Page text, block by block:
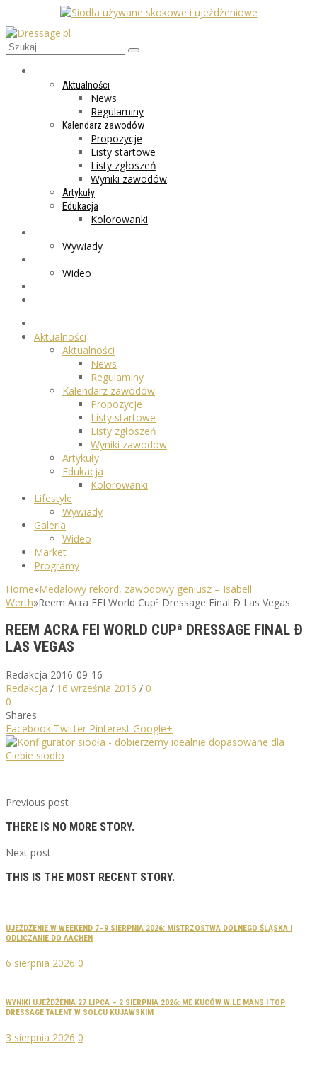
Aktualności
News
Regulaminy
Kalendarz zawodów
Propozycje
Listy startowe
Listy zgłoszeń
Wyniki zawodów
Artykuły
Edukacja
Kolorowanki
Wywiady
Wideo
Aktualności
Aktualności
News
Regulaminy
Kalendarz zawodów
Propozycje
Listy startowe
Listy zgłoszeń
Wyniki zawodów
Artykuły
Edukacja
Kolorowanki
Lifestyle
Wywiady
Galeria
Wideo
Market
Programy
Home»Medalowy rekord, zawodowy geniusz – Isabell
Werth»Reem Acra FEI World Cupª Dressage Final Ð Las Vegas
REEM ACRA FEI WORLD CUPª DRESSAGE FINAL Ð
LAS VEGAS
Redakcja 2016-09-16
Redakcja / 16 września 2016 / 0
0
Shares
Facebook Twitter Pinterest Google+
Previous post
THERE IS NO MORE STORY.
Next post
THIS IS THE MOST RECENT STORY.
UJEŻDŻENIE W WEEKEND 7–9 SIERPNIA 2026: MISTRZOSTWA DOLNEGO ŚLĄSKA I
ODLICZANIE DO AACHEN
6 sierpnia 2026 0
WYNIKI UJEŻDŻENIA 27 LIPCA – 2 SIERPNIA 2026: ME KUCÓW W LE MANS I TOP
DRESSAGE TALENT W SOLCU KUJAWSKIM
3 sierpnia 2026 0